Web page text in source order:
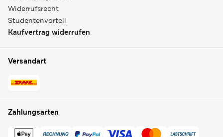
Widerrufsrecht
Studentenvorteil
Kaufvertrag widerrufen
Versandart
Zahlungsarten